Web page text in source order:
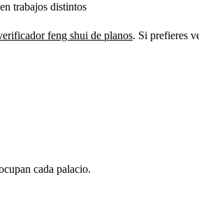
trabajos distintos
feng shui de planos. Si prefieres
cada palacio.